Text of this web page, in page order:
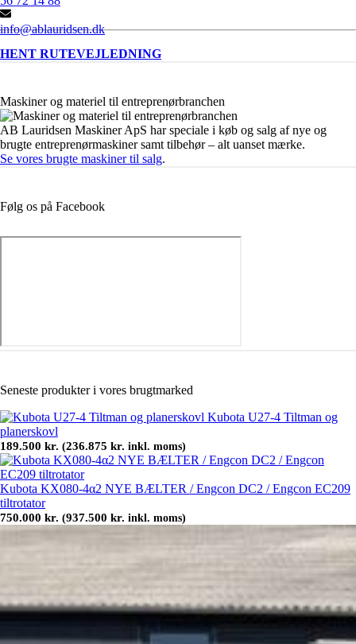
info@ablauridsen.dk
HENT RUTEVEJLEDNING
Maskiner og materiel til entreprenørbranchen
AB Lauridsen Maskiner ApS har speciale i køb og salg af nye og
brugte entreprenørmaskiner samt tilbehør – alt uanset mærke.
Se vores brugte maskiner til salg.
Følg os på Facebook
Seneste produkter i vores brugtmarked
Kubota U27-4 Tiltman og
planerskovl
189.500 kr. (236.875 kr. inkl. moms)
Kubota KX080-4α2 NYE BÆLTER / Engcon DC2 / Engcon EC209
tiltrotator
750.000 kr. (937.500 kr. inkl. moms)